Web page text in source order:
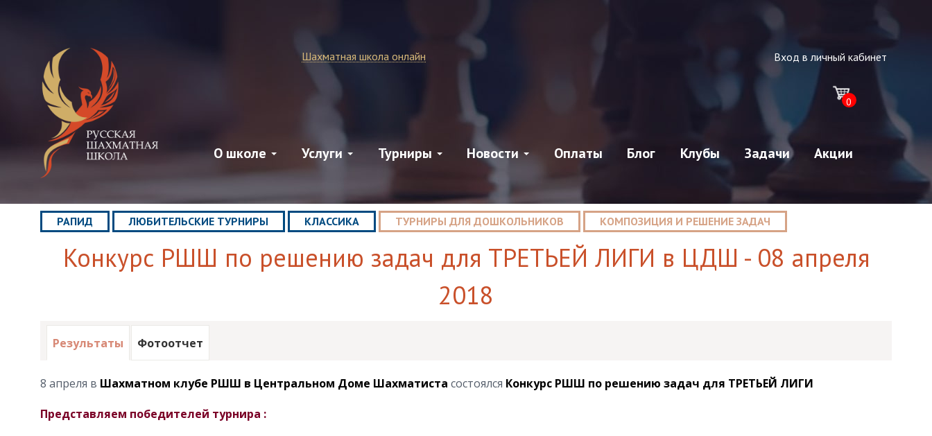
Шахматная школа онлайн Вход в личный кабинет
0
О школе Услуги Турниры Новости Оплаты Блог Клубы Задачи Акции
РАПИД ЛЮБИТЕЛЬСКИЕ ТУРНИРЫ КЛАССИКА ТУРНИРЫ ДЛЯ ДОШКОЛЬНИКОВ КОМПОЗИЦИЯ И РЕШЕНИЕ ЗАДАЧ
Конкурс РШШ по решению задач для ТРЕТЬЕЙ ЛИГИ в ЦДШ - 08 апреля
2018
Результаты Фотоотчет
8 апреля в Шахматном клубе РШШ в Центральном Доме Шахматиста состоялся Конкурс РШШ по решению задач для ТРЕТЬЕЙ ЛИГИ
Представляем победителей турнира :